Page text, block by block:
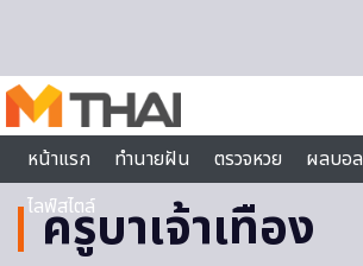
หน้าแรก
ทำนายฝัน ตรวจหวย ผลบอล
ไลฟ์สไตล์
ครูบาเจ้าเทือง